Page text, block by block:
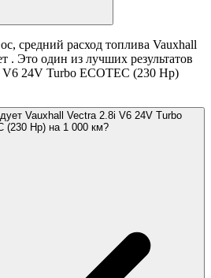
средний расход топлива Vauxhall
. Это один из лучших результатов
V6 24V Turbo ECOTEC (230 Hp)
Vauxhall Vectra 2.8i V6 24V Turbo
(230 Hp) на 1 000 км?